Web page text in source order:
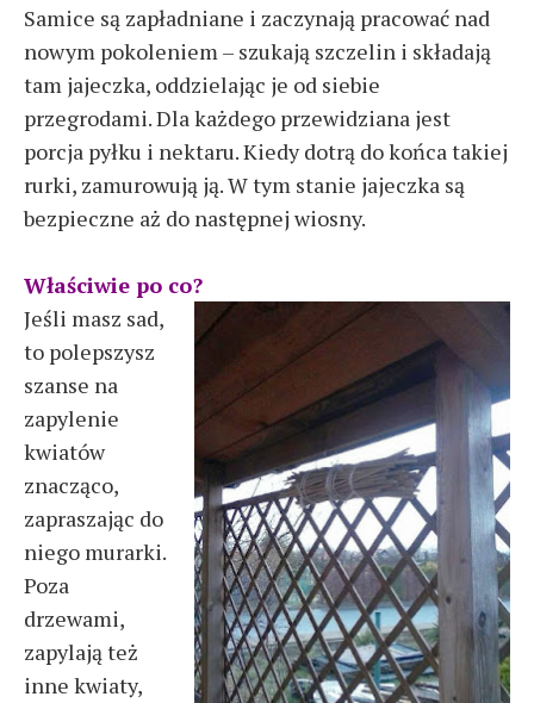
Samice są zapładniane i zaczynają pracować nad
nowym pokoleniem – szukają szczelin i składają
tam jajeczka, oddzielając je od siebie
przegrodami. Dla każdego przewidziana jest
porcja pyłku i nektaru. Kiedy dotrą do końca takiej
rurki, zamurowują ją. W tym stanie jajeczka są
bezpieczne aż do następnej wiosny.
Właściwie po co?
Jeśli masz sad,
to polepszysz
szanse na
zapylenie
kwiatów
znacząco,
zapraszając do
niego murarki.
Poza
drzewami,
zapylają też
inne kwiaty,